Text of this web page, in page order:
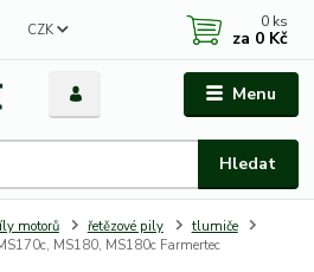
Menu
CZK
Hledat
0 ks
za 0 Kč
motorů řetězové pily
tlumiče
MS180, MS180c Farmertec